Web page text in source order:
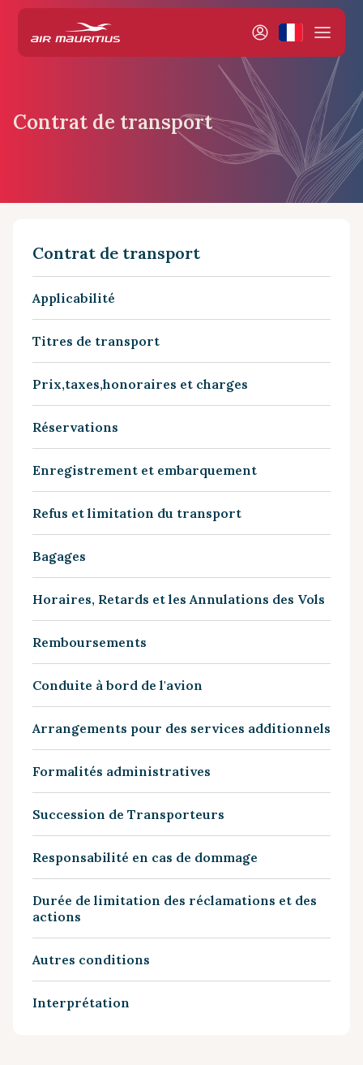
Contrat de transport
Contrat de transport
Applicabilité
Titres de transport
Prix,taxes,honoraires et charges
Réservations
Enregistrement et embarquement
Refus et limitation du transport
Bagages
Horaires, Retards et les Annulations des Vols
Remboursements
Conduite à bord de l'avion
Arrangements pour des services additionnels
Formalités administratives
Succession de Transporteurs
Responsabilité en cas de dommage
Durée de limitation des réclamations et des
actions
Autres conditions
Interprétation